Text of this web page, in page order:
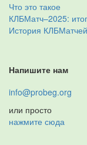
Что это такое
КЛБМатч–2025:
История КЛБМатчей
Напишите нам
info@probeg.org
или просто
нажмите сюда